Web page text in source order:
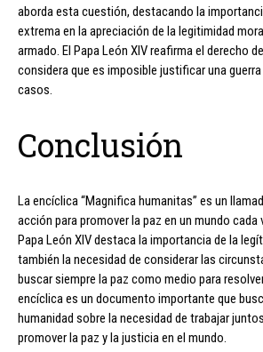
aborda esta cuestión, destacando la
extrema en la apreciación de la legitimidad
armado. El Papa León XIV reafirma el derecho
considera que es imposible justificar una
casos.
Conclusión
La encíclica “Magnifica humanitas” es un
acción para promover la paz en un mundo cada
Papa León XIV destaca la importancia de la
también la necesidad de considerar las
buscar siempre la paz como medio para
encíclica es un documento importante que
humanidad sobre la necesidad de trabajar
promover la paz y la justicia en el mundo.